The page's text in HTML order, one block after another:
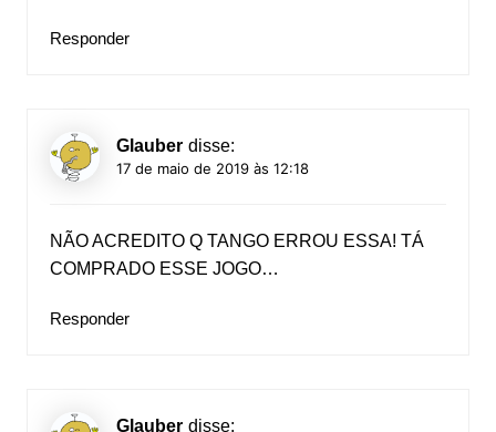
Responder
Glauber disse:
17 de maio de 2019 às 12:18
NÃO ACREDITO Q TANGO ERROU ESSA! TÁ
COMPRADO ESSE JOGO…
Responder
Glauber disse: